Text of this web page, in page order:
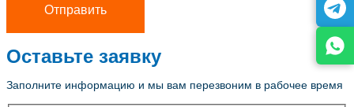
Оставьте заявку
Заполните информацию и мы вам перезвоним в рабочее время